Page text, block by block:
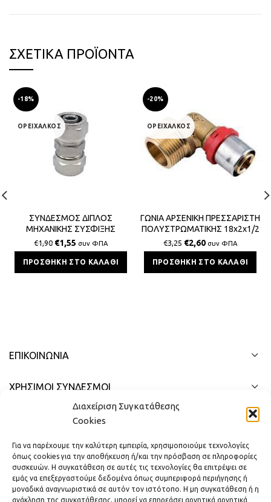
Διαχείριση Συγκατάθεσης
Cookies
Για να παρέχουμε την καλύτερη εμπειρία, χρησιμοποιούμε τεχνολογίες
όπως cookies για την αποθήκευση ή/και την πρόσβαση σε πληροφορίες
συσκευών. Η συγκατάθεση σε αυτές τις τεχνολογίες θα επιτρέψει σε
εμάς να επεξεργαστούμε δεδομένα όπως συμπεριφορά περιήγησης ή
μοναδικά αναγνωριστικά σε αυτόν τον ιστότοπο. Η μη συγκατάθεση ή η
ανάκληση της συγκατάθεσης, μπορεί να επηρεάσει αρνητικά αρνητικά
ΣΧΕΤΙΚΆ ΠΡΟΪΌΝΤΑ
-18%
ΟΡΕΙΧΑΛΚΟΣ
ΣΥΝΔΕΣΜΟΣ ΔΙΠΛΟΣ
ΜΗΧΑΝΙΚΗΣ ΣΥΣΦΙΞΗΣ
ΠΟΛΥΣΤΡΩΜΑΤΙΚΗΣ 16x16x2
BS
€1,90 €1,55 συν ΦΠΑ
ΠΡΟΣΘΉΚΗ ΣΤΟ ΚΑΛΆΘΙ
-20%
ΟΡΕΙΧΑΛΚΟΣ
ΓΩΝΙΑ ΑΡΣΕΝΙΚΗ ΠΡΕΣΣΑΡΙΣΤΗ
ΠΟΛΥΣΤΡΩΜΑΤΙΚΗΣ 18x2x1/2
€3,25 €2,60 συν ΦΠΑ
ΠΡΟΣΘΉΚΗ ΣΤΟ ΚΑΛΆΘΙ
ΕΠΙΚΟΙΝΩΝΊΑ
ΧΡΗΣΙΜΟΙ ΣΥΝΔΕΣΜΟΙ
ΓΡΉΓΟΡΟ ΜΕΝΟΎ